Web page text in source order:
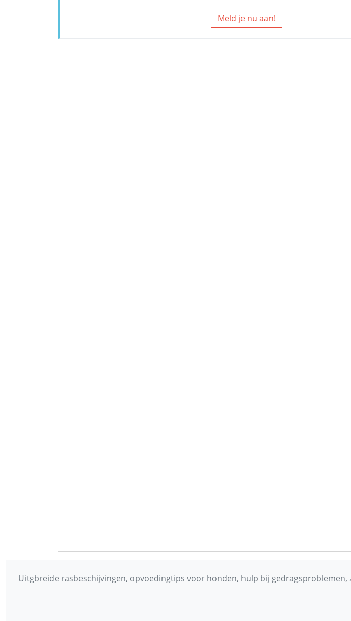
Meld je nu aan!
Uitgbreide rasbeschijvingen, opvoedingtips voor honden, hulp bij gedragsproblemen,